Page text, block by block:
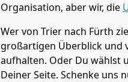
Organisation, aber wir, die
Wer von Trier nach Fürth
großartigen Überblick und
aufhalten. Oder Du wählst
Deiner Seite. Schenke uns